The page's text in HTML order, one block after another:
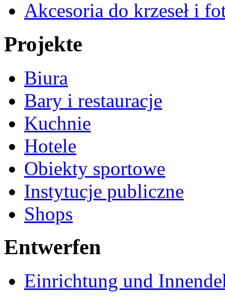
Akcesoria do krzeseł i
Projekte
Biura
Bary i restauracje
Kuchnie
Hotele
Obiekty sportowe
Instytucje publiczne
Shops
Entwerfen
Einrichtung und